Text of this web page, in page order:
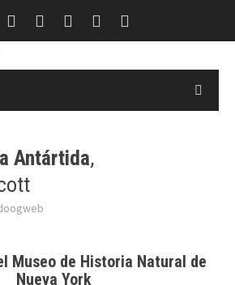
Antártida,
Museo de Historia Natural de
Nueva York